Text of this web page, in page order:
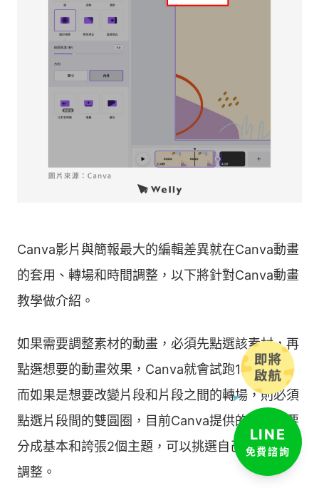
Canva影片與簡報最大的編輯差異就在Canva動畫
的套用、轉場和時間調整，以下將針對Canva動畫
教學做介紹。
如果需要調整素材的動畫，必須先點選該素材，再
點選想要的動畫效果，Canva就會試跑1次動畫；
而如果是想要改變片段和片段之間的轉場，則必須
點選片段間的雙圓圈，目前Canva提供的轉場主要
分成基本和誇張2個主題，可以挑選自己喜歡的做
調整。
LINE
免費諮詢